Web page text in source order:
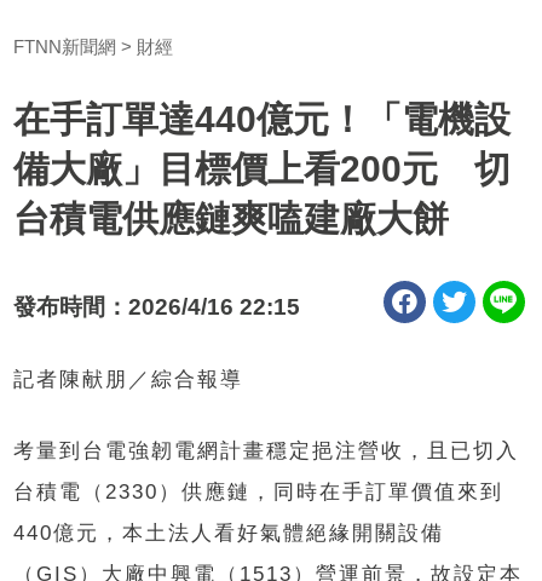
FTNN新聞網 財經
在手訂單達440億元！「電機設
備大廠」目標價上看200元 切
台積電供應鏈爽嗑建廠大餅
發布時間：2026/4/16 22:15
記者陳献朋／綜合報導
考量到台電強韌電網計畫穩定挹注營收，且已切入
台積電（2330）供應鏈，同時在手訂單價值來到
440億元，本土法人看好氣體絕緣開關設備
（GIS）大廠中興電（1513）營運前景，故設定本